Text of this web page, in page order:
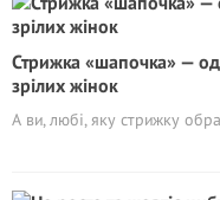
Стрижка «шапочка» —
зрілих жінок
А ви, любі, яку стрижку